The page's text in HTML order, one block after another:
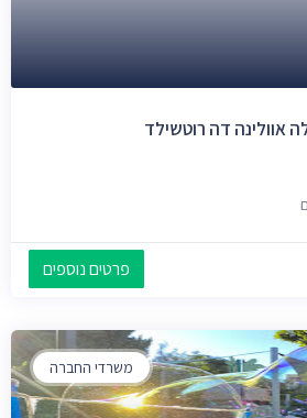
אוולינה דה רוטשילד
פרטים נוספים
משרדי החברה